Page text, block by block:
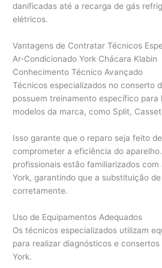
danificadas até a recarga de gás
elétricos.
Vantagens de Contratar Técnicos
Ar-Condicionado York Chácara Klabin
Conhecimento Técnico Avançado
Técnicos especializados no conserto
possuem treinamento específico
modelos da marca, como Split,
Isso garante que o reparo seja feito
comprometer a eficiência do
profissionais estão familiarizados com
York, garantindo que a substituição
corretamente.
Uso de Equipamentos Adequados
Os técnicos especializados utilizam
para realizar diagnósticos e
York.